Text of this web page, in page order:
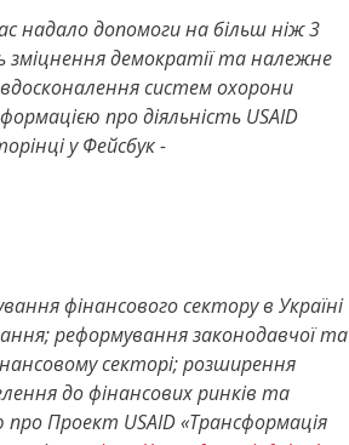
надало допомоги на більш ніж 3
демократії та належне
систем охорони
про діяльність USAID
у Фейсбук -
фінансового сектору в Україні
реформування законодавчої та
секторі; розширення
до фінансових ринків та
Проект USAID «Трансформація